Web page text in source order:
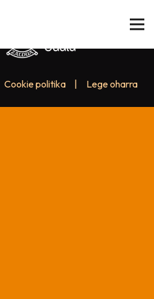
Cookie politika Lege oharra